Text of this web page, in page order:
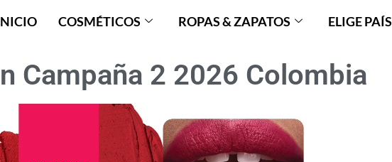
COSMÉTICOS ROPAS & ZAPATOS ELIGE PAÍS
Campaña 2 2026 Colombia